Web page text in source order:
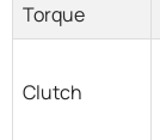
Torque
Clutch